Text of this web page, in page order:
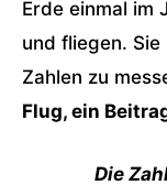
Erde einmal im
und fliegen.
Zahlen zu
Flug, ein
Die